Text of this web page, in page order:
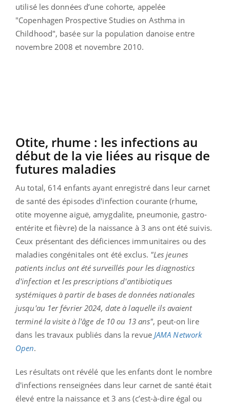
utilisé les données d’une cohorte, appelée
"Copenhagen Prospective Studies on Asthma in
Childhood", basée sur la population danoise entre
novembre 2008 et novembre 2010.
Otite, rhume : les infections au
début de la vie liées au risque de
futures maladies
Au total, 614 enfants ayant enregistré dans leur carnet
de santé des épisodes d'infection courante (rhume,
otite moyenne aiguë, amygdalite, pneumonie, gastro-
entérite et fièvre) de la naissance à 3 ans ont été suivis.
Ceux présentant des déficiences immunitaires ou des
maladies congénitales ont été exclus. "Les jeunes
patients inclus ont été surveillés pour les diagnostics
d'infection et les prescriptions d'antibiotiques
systémiques à partir de bases de données nationales
jusqu'au 1er février 2024, date à laquelle ils avaient
terminé la visite à l'âge de 10 ou 13 ans", peut-on lire
dans les travaux publiés dans la revue JAMA Network
Open.
Les résultats ont révélé que les enfants dont le nombre
d'infections renseignées dans leur carnet de santé était
élevé entre la naissance et 3 ans (c’est-à-dire égal ou